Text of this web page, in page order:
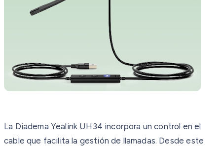
La Diadema Yealink UH34 incorpora un control en el
cable que facilita la gestión de llamadas. Desde este